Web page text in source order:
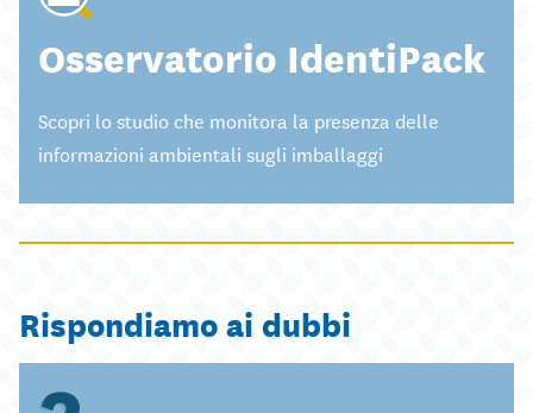
Osservatorio IdentiPack
Scopri lo studio che monitora la presenza delle
informazioni ambientali sugli imballaggi
Rispondiamo ai dubbi